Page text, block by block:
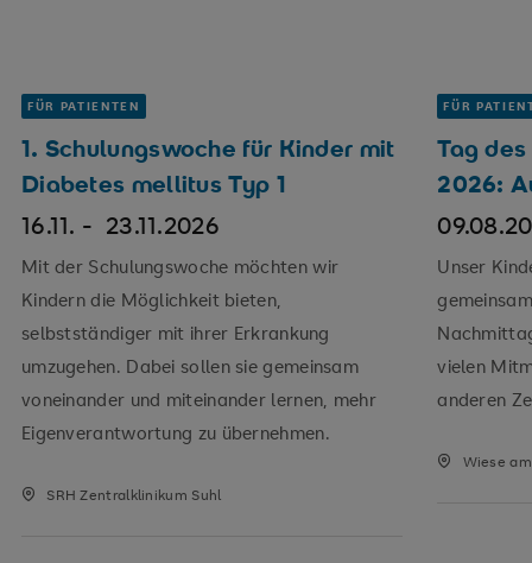
FÜR PATIENTEN
1. Schulungswoche für Kinder mit
Diabetes mellitus Typ 1
16.11. - 23.11.2026
Mit der Schulungswoche möchten wir
Kindern die Möglichkeit bieten,
selbstständiger mit ihrer Erkrankung
umzugehen. Dabei sollen sie gemeinsam
voneinander und miteinander lernen, mehr
Eigenverantwortung zu übernehmen.
SRH Zentralklinikum Suhl
FÜR
Tag
2026:
Unser
vielen
anderen
Wiese